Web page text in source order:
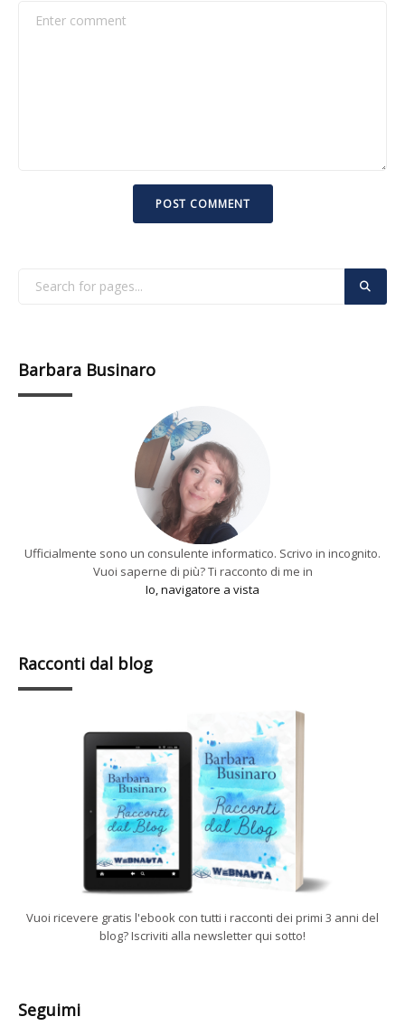
Barbara Businaro
Ufficialmente sono un consulente informatico. Scrivo in incognito.
Vuoi saperne di più? Ti racconto di me in
Io, navigatore a vista
Racconti dal blog
Vuoi ricevere gratis l'ebook con tutti i racconti dei primi 3 anni del
blog? Iscriviti alla newsletter qui sotto!
Seguimi